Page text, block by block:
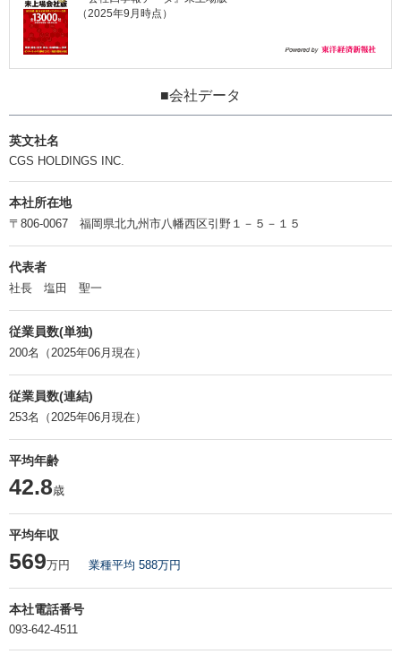
（2025年9月時点）
■会社データ
英文社名
CGS HOLDINGS INC.
本社所在地
〒806-0067 福岡県北九州市八幡西区引野１－５－１５
代表者
社長 塩田 聖一
従業員数(単独)
200名（2025年06月現在）
従業員数(連結)
253名（2025年06月現在）
平均年齢
42.8歳
平均年収
569万円 業種平均 588万円
本社電話番号
093-642-4511